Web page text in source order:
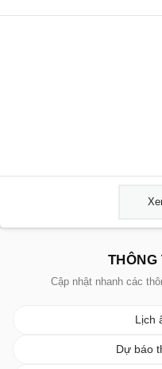
THÔNG
Cập nhật nhanh các
Lịch
Dự báo